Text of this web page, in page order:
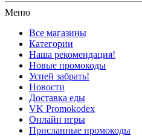
Меню
Все магазины
Категории
Наша рекомендация!
Новые промокоды
Успей забрать!
Новости
Доставка еды
VK Promokodex
Онлайн игры
Присланные промокоды